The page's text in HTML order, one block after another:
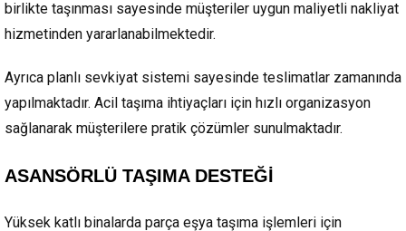
birlikte taşınması sayesinde müşteriler uygun maliyetli nakliyat
hizmetinden yararlanabilmektedir.
Ayrıca planlı sevkiyat sistemi sayesinde teslimatlar zamanında
yapılmaktadır. Acil taşıma ihtiyaçları için hızlı organizasyon
sağlanarak müşterilere pratik çözümler sunulmaktadır.
ASANSÖRLÜ TAŞIMA DESTEĞİ
Yüksek katlı binalarda parça eşya taşıma işlemleri için